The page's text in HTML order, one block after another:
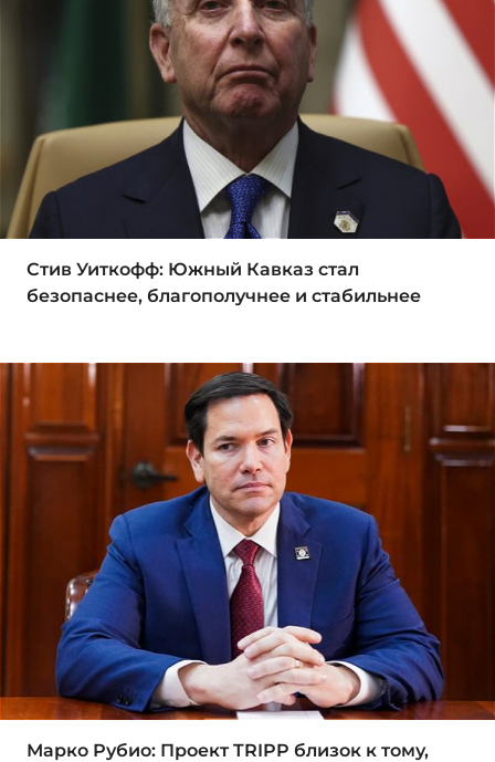
Стив Уиткофф: Южный Кавказ стал
безопаснее, благополучнее и стабильнее
Марко Рубио: Проект TRIPP близок к тому,